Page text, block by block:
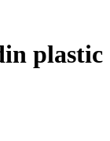
plastic